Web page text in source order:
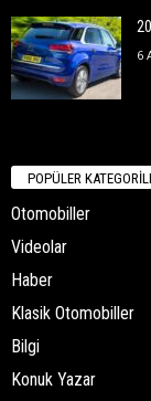
6
POPÜLER
Otomobiller
Videolar
Haber
Klasik Otomobiller
Bilgi
Konuk Yazar